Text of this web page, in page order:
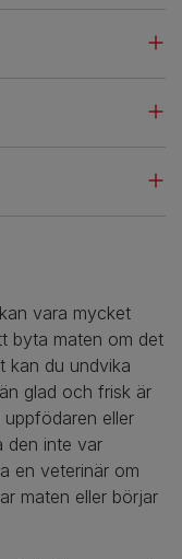
vara mycket
byta maten om det
kan du undvika
glad och frisk är
eller
den inte var
en veterinär om
maten eller börjar